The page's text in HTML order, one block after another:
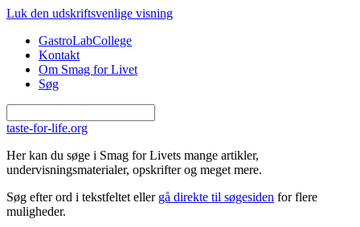
Gå til hovedindhold
Luk den udskriftsvenlige visning
GastroLabCollege
Kontakt
Om Smag for Livet
Søg
taste-for-life.org
Her kan du søge i Smag for Livets mange artikler,
undervisningsmaterialer, opskrifter og meget mere.
Søg efter ord i tekstfeltet eller gå direkte til søgesiden for flere
muligheder.